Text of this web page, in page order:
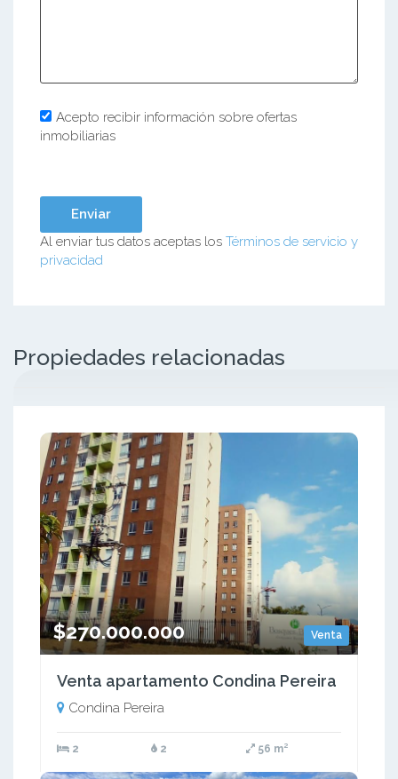
Acepto recibir información sobre ofertas
inmobiliarias
Al enviar tus datos aceptas los Términos de servicio y
privacidad
Propiedades relacionadas
Venta
$270.000.000
Venta apartamento Condina Pereira
Condina Pereira
2 2 56 m²